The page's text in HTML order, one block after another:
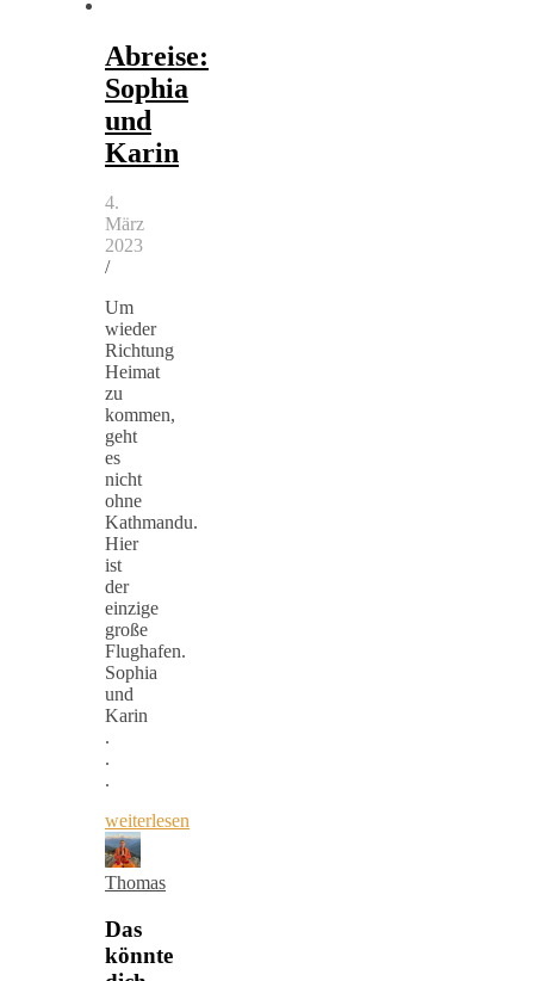
Abreise:
Sophia
und
Karin
4.
März
2023
/
Um
wieder
Richtung
Heimat
zu
kommen,
geht
es
nicht
ohne
Kathmandu.
Hier
ist
der
einzige
große
Flughafen.
Sophia
und
Karin
.
.
.
weiterlesen
Thomas
Das
könnte